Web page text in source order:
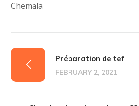
Chemala
Préparation de tef
FEBRUARY 2, 2021